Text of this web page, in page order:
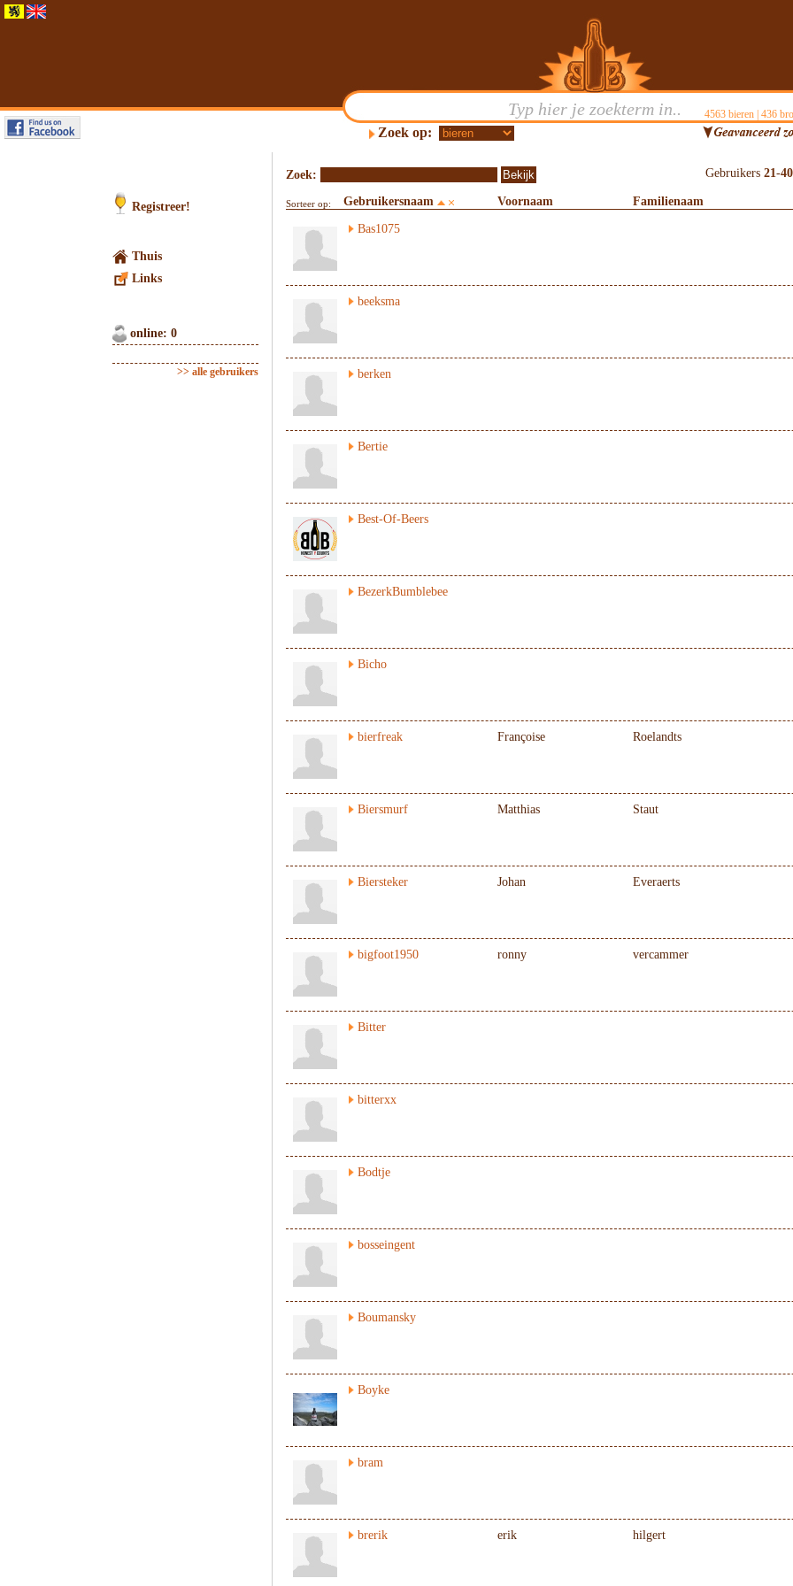
4563bieren | 436
Zoek op:
Registreer!
Thuis
Links
online: 0
>> alle gebruikers
Zoek: Gebruikers 21-40
Sorteer op: Gebruikersnaam Voornaam Familienaam
Bas1075
beeksma
berken
Bertie
Best-Of-Beers
BezerkBumblebee
Bicho
bierfreak Françoise Roelandts
Biersmurf Matthias Staut
Biersteker Johan Everaerts
bigfoot1950 ronny vercammer
Bitter
bitterxx
Bodtje
bosseingent
Boumansky
Boyke
bram
brerik erik hilgert